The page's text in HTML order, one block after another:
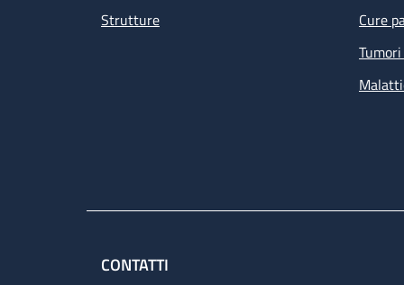
Strutture
Cure
CONTATTI